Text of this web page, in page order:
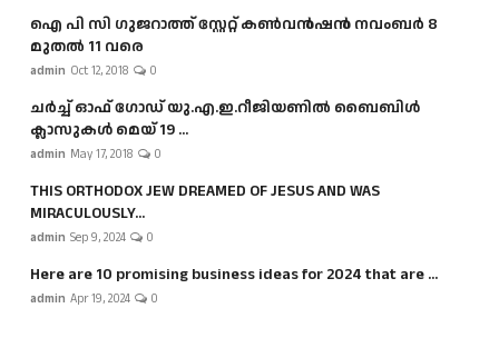
ഐ പി സി ഗുജറാത്ത് സ്റ്റേറ്റ് കൺവൻഷൻ നവംബർ 8
മുതൽ 11 വരെ
admin Oct 12, 2018 0
ചർച്ച് ഓഫ് ഗോഡ് യു.എ.ഇ.റീജിയണിൽ ബൈബിൾ
ക്ലാസുകൾ മെയ് 19 ...
admin May 17, 2018 0
THIS ORTHODOX JEW DREAMED OF JESUS AND WAS
MIRACULOUSLY...
admin Sep 9, 2024 0
Here are 10 promising business ideas for 2024 that are ...
admin Apr 19, 2024 0